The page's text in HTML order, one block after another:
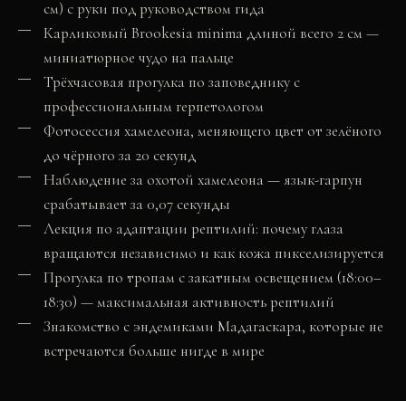
см) с руки под руководством гида
Карликовый Brookesia minima длиной всего 2 см —
миниатюрное чудо на пальце
Трёхчасовая прогулка по заповеднику с
профессиональным герпетологом
Фотосессия хамелеона, меняющего цвет от зелёного
до чёрного за 20 секунд
Наблюдение за охотой хамелеона — язык-гарпун
срабатывает за 0,07 секунды
Лекция по адаптации рептилий: почему глаза
вращаются независимо и как кожа пикселизируется
Прогулка по тропам с закатным освещением (18:00–
18:30) — максимальная активность рептилий
Знакомство с эндемиками Мадагаскара, которые не
встречаются больше нигде в мире